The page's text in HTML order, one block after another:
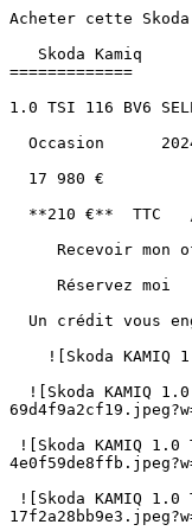
Acheter cette Skoda KAMIQ 1.0 TSI 116 BV6 SELECTION Caméra Essence au prix de 17980€ à Albi, Montauban, Castres, Cahors, Carcassonne et Toulouse.               

   Skoda Kamiq 
=============

1.0 TSI 116 BV6 SELECTION Caméra

  Occasion      2024      28 000 kms     Essence      Manuelle 

  17 980 €   

  **210 €**  TTC   /mois        en LOA , pendant 60 mois, hors assurance facultative  

     Recevoir mon offre 

     Réservez moi 

  Un crédit vous engage et doit être remboursé. Vérifiez vos capacités de remboursement avant de vous engager. 

    ![Skoda KAMIQ 1.0 TSI 116 BV6 SELECTION Caméra](https://www.sndiffusion.fr/photos/evialog_photos/logvo/15/1773/75/16c4c8a4-83e2-4de7-9766-2963727867da.jpeg?w=750)  

  ![Skoda KAMIQ 1.0 TSI 116 BV6 SELECTION Caméra - Photo 2](https://www.sndiffusion.fr/photos/evialog_photos/logvo/15/1773/75/25328f67-d7b0-48de-94b7-69d4f9a2cf19.jpeg?w=600)  

 ![Skoda KAMIQ 1.0 TSI 116 BV6 SELECTION Caméra - Photo 3](https://www.sndiffusion.fr/photos/evialog_photos/logvo/15/1773/75/27b37e5d-52cb-4f41-a1fd-4e0f59de8ffb.jpeg?w=600)  

 ![Skoda KAMIQ 1.0 TSI 116 BV6